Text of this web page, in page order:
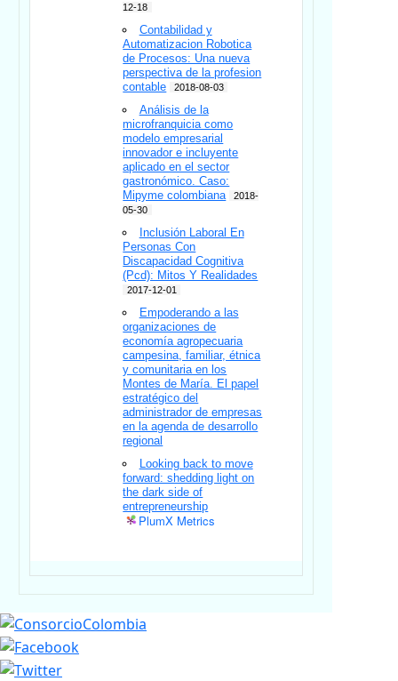
12-18
Contabilidad y
Automatizacion Robotica
de Procesos: Una nueva
perspectiva de la profesion
contable
2018-08-03
Análisis de la
microfranquicia como
modelo empresarial
innovador e incluyente
aplicado en el sector
gastronómico. Caso:
Mipyme colombiana
2018-
05-30
Inclusión Laboral En
Personas Con
Discapacidad Cognitiva
(Pcd): Mitos Y Realidades
2017-12-01
Empoderando a las
organizaciones de
economía agropecuaria
campesina, familiar, étnica
y comunitaria en los
Montes de María. El papel
estratégico del
administrador de empresas
en la agenda de desarrollo
regional
Looking back to move
forward: shedding light on
the dark side of
entrepreneurship
PlumX Metrics